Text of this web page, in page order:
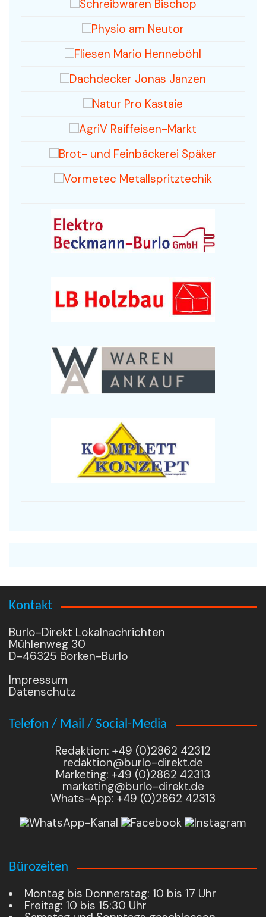
Kontakt
Burlo-Direkt Lokalnachrichten
Mühlenweg 30
D-46325 Borken-Burlo
Impressum
Datenschutz
Telefon / Mail / Social-Media
Redaktion: +49 (0)2862 42312
redaktion@burlo-direkt.de
Marketing: +49 (0)2862 42313
marketing@burlo-direkt.de
Whats-App: +49 (0)2862 42313
Bürozeiten
Montag bis Donnerstag: 10 bis 17 Uhr
Freitag: 10 bis 15:30 Uhr